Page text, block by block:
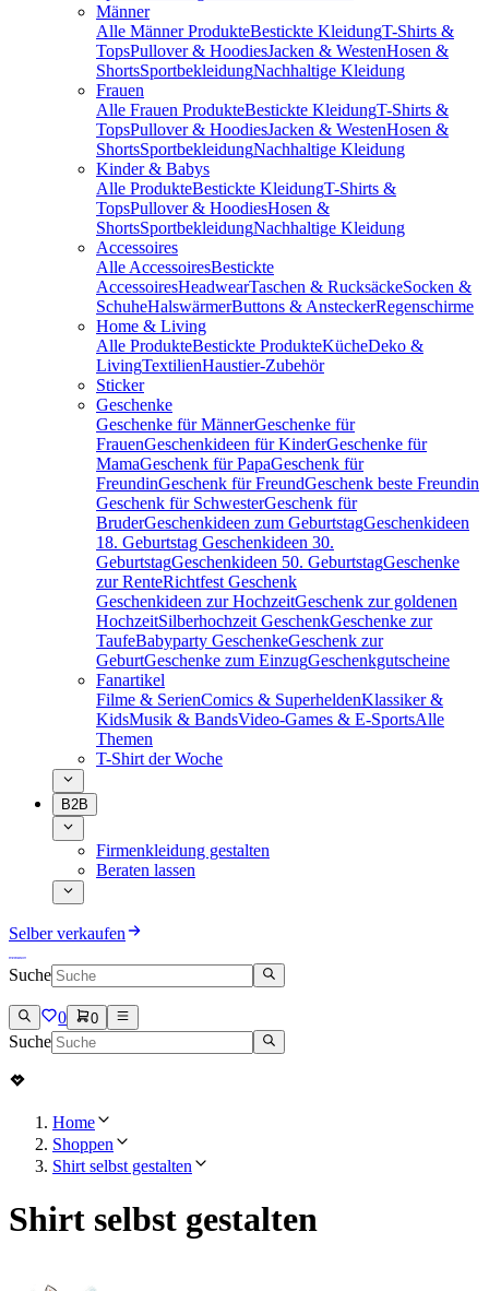
Männer
Alle Männer ProdukteBestickte KleidungT-Shirts &
TopsPullover & HoodiesJacken & WestenHosen &
ShortsSportbekleidungNachhaltige Kleidung
Frauen
Alle Frauen ProdukteBestickte KleidungT-Shirts &
TopsPullover & HoodiesJacken & WestenHosen &
ShortsSportbekleidungNachhaltige Kleidung
Kinder & Babys
Alle ProdukteBestickte KleidungT-Shirts &
TopsPullover & HoodiesHosen &
ShortsSportbekleidungNachhaltige Kleidung
Accessoires
Alle AccessoiresBestickte
AccessoiresHeadwearTaschen & RucksäckeSocken &
SchuheHalswärmerButtons & AnsteckerRegenschirme
Home & Living
Alle ProdukteBestickte ProdukteKücheDeko &
LivingTextilienHaustier-Zubehör
Sticker
Geschenke
Geschenke für MännerGeschenke für
FrauenGeschenkideen für KinderGeschenke für
MamaGeschenk für PapaGeschenk für
FreundinGeschenk für FreundGeschenk beste Freundin
Geschenk für SchwesterGeschenk für
BruderGeschenkideen zum GeburtstagGeschenkideen
18. Geburtstag Geschenkideen 30.
GeburtstagGeschenkideen 50. GeburtstagGeschenke
zur RenteRichtfest Geschenk
Geschenkideen zur HochzeitGeschenk zur goldenen
HochzeitSilberhochzeit GeschenkGeschenke zur
TaufeBabyparty GeschenkeGeschenk zur
GeburtGeschenke zum EinzugGeschenkgutscheine
Fanartikel
Filme & SerienComics & SuperheldenKlassiker &
KidsMusik & BandsVideo-Games & E-SportsAlle
Themen
T-Shirt der Woche
B2B
Firmenkleidung gestalten
Beraten lassen
Selber verkaufen
Suche
0 0
Suche
Home
Shoppen
Shirt selbst gestalten
Shirt selbst gestalten